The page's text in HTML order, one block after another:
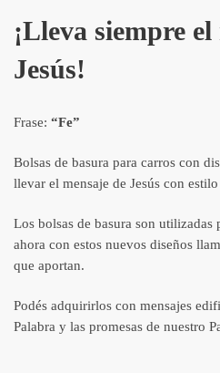
¡Lleva siempre
Jesús!
Frase: “Fe”
Bolsas de basura para carros con
llevar el mensaje de Jesús con
Los bolsas de basura son
ahora con estos nuevos diseños
que aportan.
Podés adquirirlos con mensajes
Palabra y las promesas de nuestro